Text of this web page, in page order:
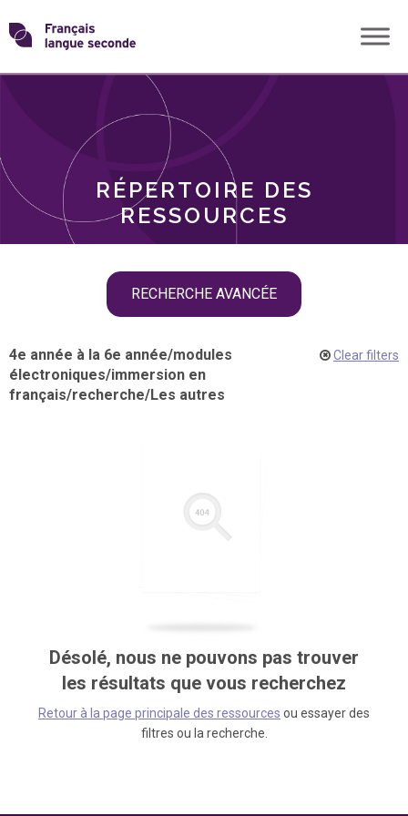
Skip
toTransformons
langue
RÉPERTOIRE DES
RESSOURCES
RECHERCHE AVANCÉE
THÈMES
4e année à la 6e année/modules
électroniques/immersion en
français/recherche/Les autres
Clear filters
Désolé, nous ne pouvons pas trouver
les résultats que vous recherchez
Retour à la page principale des ressources ou essayer des
filtres ou la recherche.